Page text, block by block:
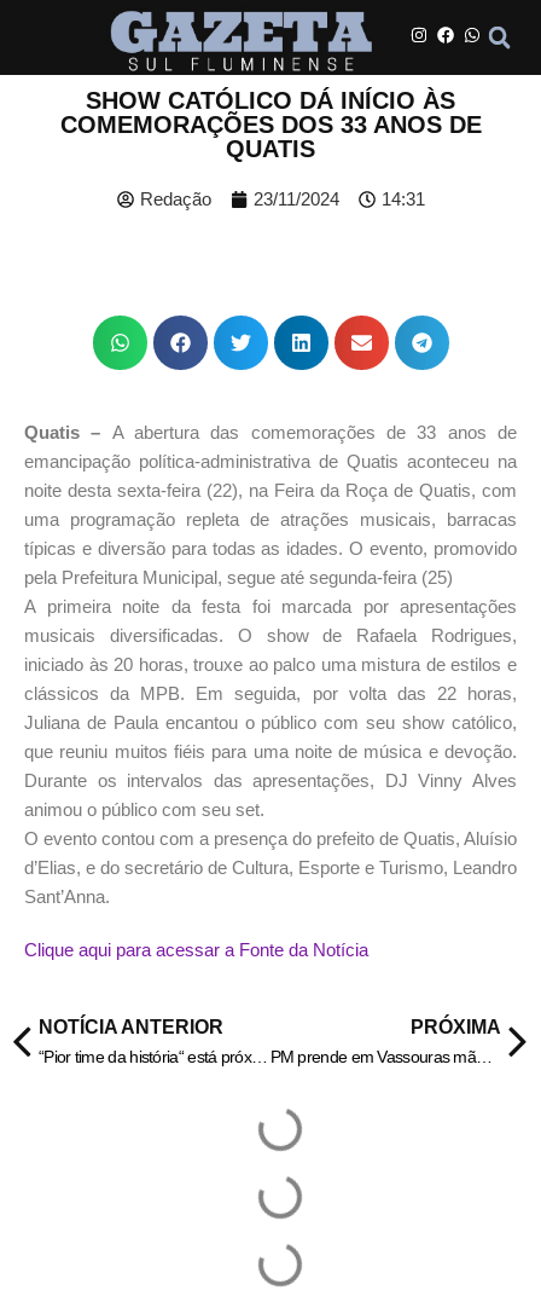
SHOW CATÓLICO DÁ INÍCIO ÀS
COMEMORAÇÕES DOS 33 ANOS DE
QUATIS
Redação 23/11/2024 14:31
Quatis – A abertura das comemorações de 33 anos de
emancipação política-administrativa de Quatis aconteceu na
noite desta sexta-feira (22), na Feira da Roça de Quatis, com
uma programação repleta de atrações musicais, barracas
típicas e diversão para todas as idades. O evento, promovido
pela Prefeitura Municipal, segue até segunda-feira (25)
A primeira noite da festa foi marcada por apresentações
musicais diversificadas. O show de Rafaela Rodrigues,
iniciado às 20 horas, trouxe ao palco uma mistura de estilos e
clássicos da MPB. Em seguida, por volta das 22 horas,
Juliana de Paula encantou o público com seu show católico,
que reuniu muitos fiéis para uma noite de música e devoção.
Durante os intervalos das apresentações, DJ Vinny Alves
animou o público com seu set.
O evento contou com a presença do prefeito de Quatis, Aluísio
d’Elias, e do secretário de Cultura, Esporte e Turismo, Leandro
Sant’Anna.
Clique aqui para acessar a Fonte da Notícia
NOTÍCIA ANTERIOR
“Pior time da história“ está próximo de ser campeão nos EUA
PRÓXIMA